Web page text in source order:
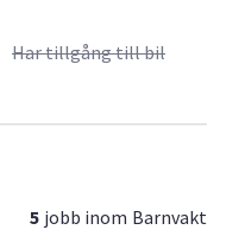
Har tillgång till bil
5 jobb inom Barnvakt